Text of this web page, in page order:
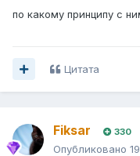
по какому принципу с
Цитата
Fiksar 330
Опубликовано